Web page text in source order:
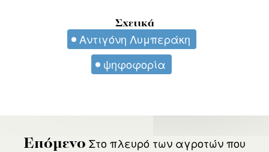
Σχετικά
Αντιγόνη Λυμπεράκη
ψηφοφορία
Επόμενο Στο πλευρό των αγροτών που